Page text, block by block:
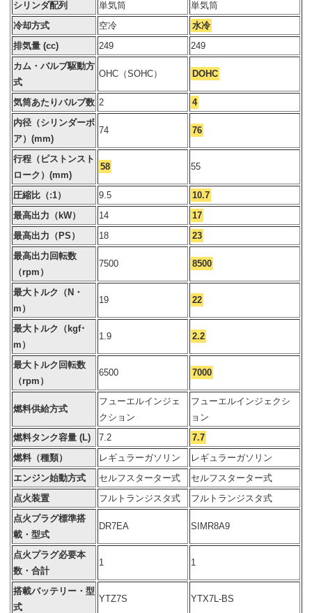
シリンダ配列
単気筒
単気筒
冷却方式
空冷
水冷
排気量 (cc)
249
249
カム・バルブ駆動方
式
OHC（SOHC） DOHC
気筒あたりバルブ数 2
4
内径（シリンダーボ
ア）(mm)
74 76
行程（ピストンスト
ローク）(mm)
58 55
圧縮比（:1） 9.5
10.7
最高出力（kW）
14
17
最高出力（PS）
18
23
最高出力回転数
（rpm）
7500 8500
最大トルク（N・
m）
19 22
最大トルク（kgf･
m）
1.9 2.2
最大トルク回転数
（rpm）
6500 7000
燃料供給方式
フューエルインジェ
クション
フューエルインジェクシ
ョン
燃料タンク容量 (L)
7.2
7.7
燃料（種類）
レギュラーガソリン
レギュラーガソリン
エンジン始動方式
セルフスターター式
セルフスターター式
点火装置
フルトランジスタ式
フルトランジスタ式
点火プラグ標準搭
載・型式
DR7EA SIMR8A9
点火プラグ必要本
数・合計
1 1
搭載バッテリー・型
式
YTZ7S YTX7L-BS